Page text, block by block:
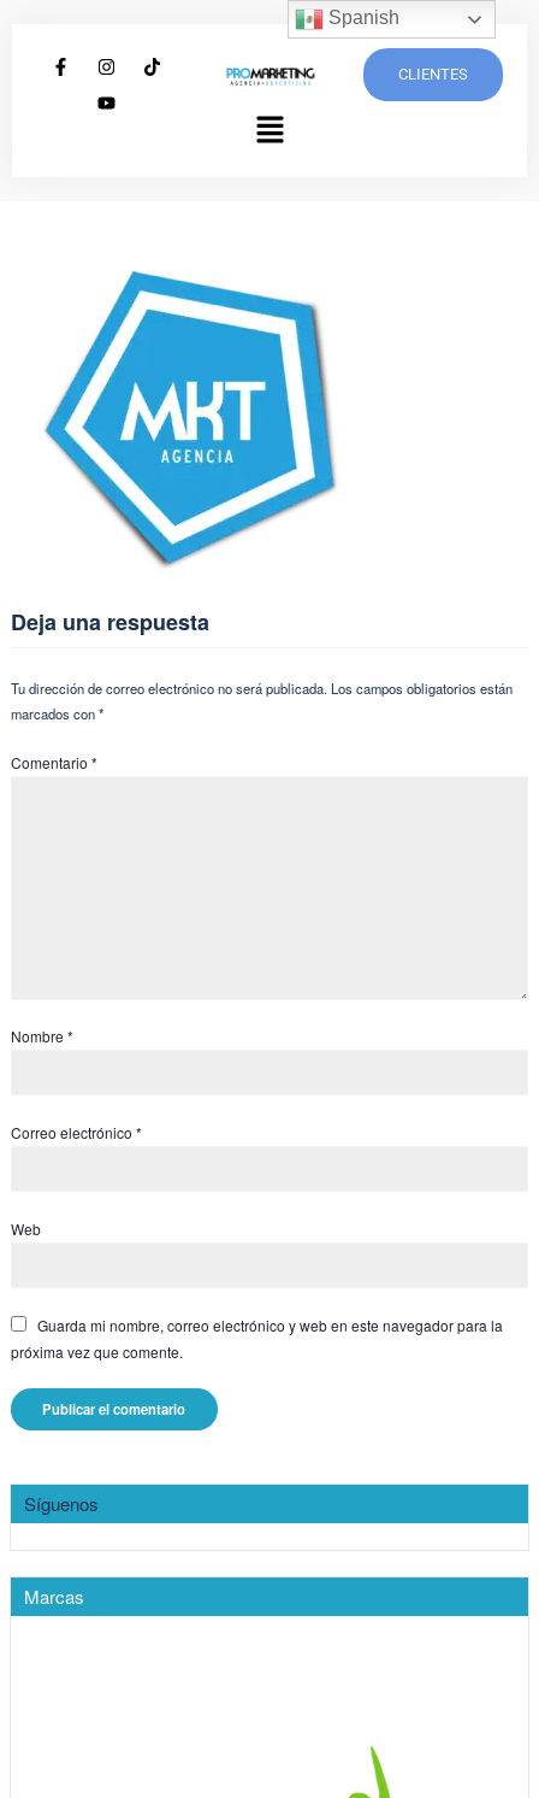
CLIENTES
Deja una respuesta
Tu dirección de correo electrónico no será publicada. Los campos obligatorios están
marcados con*
Comentario *
Nombre *
Correo electrónico *
Web
Guarda mi nombre, correo electrónico y web en este navegador para la
próxima vez que comente.
Síguenos
Marcas
Spanish